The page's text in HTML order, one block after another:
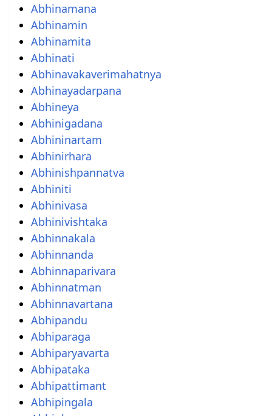
Abhinamana
Abhinamin
Abhinamita
Abhinati
Abhinavakaverimahatnya
Abhinayadarpana
Abhineya
Abhinigadana
Abhininartam
Abhinirhara
Abhinishpannatva
Abhiniti
Abhinivasa
Abhinivishtaka
Abhinnakala
Abhinnanda
Abhinnaparivara
Abhinnatman
Abhinnavartana
Abhipandu
Abhiparaga
Abhiparyavarta
Abhipataka
Abhipattimant
Abhipingala